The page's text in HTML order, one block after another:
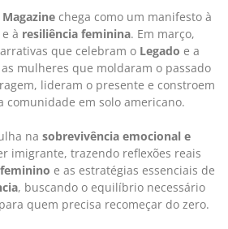
chega como um manifesto à
e à resiliência feminina. Em março,
que celebram o Legado e a
mulheres que moldaram o passado
lideram o presente e constroem
comunidade em solo americano.
na sobrevivência emocional e
imigrante, trazendo reflexões reais
e as estratégias essenciais de
, buscando o equilíbrio necessário
quem precisa recomeçar do zero.